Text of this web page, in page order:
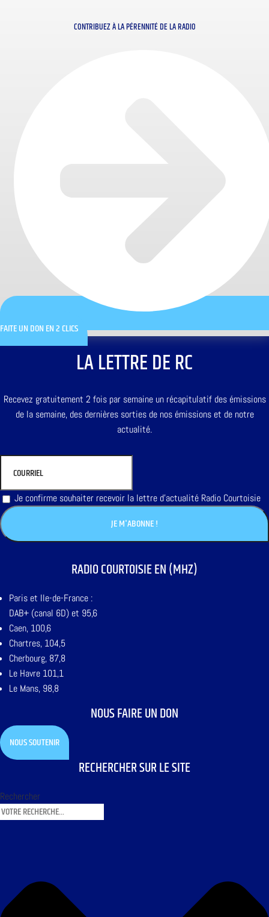
CONTRIBUEZ À LA PÉRENNITÉ DE LA RADIO
FAITE UN DON EN 2 CLICS
LA LETTRE DE RC
Recevez gratuitement 2 fois par semaine un récapitulatif des émissions
de la semaine, des dernières sorties de nos émissions et de notre
actualité.
Je confirme souhaiter recevoir la lettre d'actualité Radio Courtoisie
RADIO COURTOISIE EN (MHZ)
Paris et Ile-de-France :
DAB+ (canal 6D) et 95,6
Caen, 100,6
Chartres, 104,5
Cherbourg, 87,8
Le Havre 101,1
Le Mans, 98,8
NOUS FAIRE UN DON
NOUS SOUTENIR
RECHERCHER SUR LE SITE
Rechercher